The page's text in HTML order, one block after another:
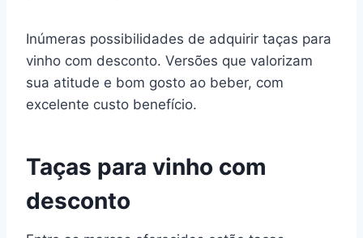
Inúmeras possibilidades de adquirir taças para
vinho com desconto. Versões que valorizam
sua atitude e bom gosto ao beber, com
excelente custo benefício.
Taças para vinho com
desconto